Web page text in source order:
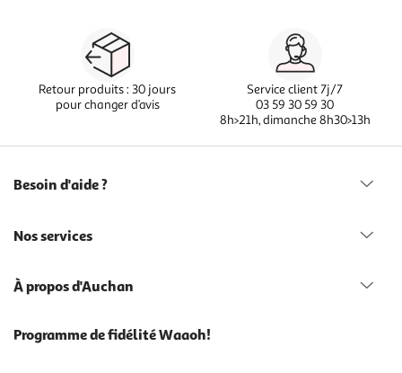
Retour produits : 30 jours
pour changer d’avis
Service client 7j/7
03 59 30 59 30
8h>21h, dimanche 8h30>13h
Besoin d'aide ?
Nos services
À propos d'Auchan
Programme de fidélité Waaoh!